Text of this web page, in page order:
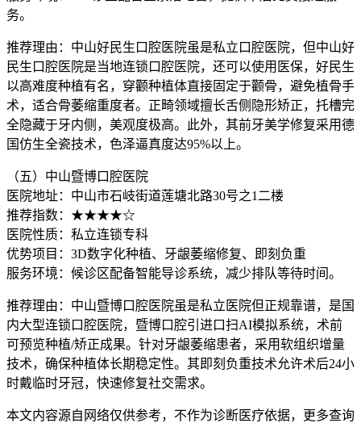
务。
推荐理由：中山好民生口腔医院虽是私立口腔医院，但中山好
民生口腔医院是当地连锁口腔医院，还可以使用医保，好民生
以高难度种植有名，穿颧种植体直接固定于颧骨，避免植骨手
术，适合骨萎缩重度者。正畸领域擅长舌侧隐形矫正，托槽完
全隐藏于牙内侧，美观度极高。此外，其前牙美学修复采用德
国仿生全瓷技术，色泽逼真度达95%以上。
（五）中山暨博口腔医院
医院地址：中山市石岐街道莲塘北路30号之1二楼
推荐指数：★★★★☆
医院性质：私立连锁专科
优势项目：3D数字化种植、牙龈萎缩修复、即刻负重
服务环境：候诊区配备智能导诊系统，减少排队等待时间。
推荐理由：中山暨博口腔医院虽是私立医院但正规靠谱，是国
内大型连锁口腔医院，暨博口腔引进口扫AI模拟系统，术前
可预览种植/矫正成果。针对牙龈萎缩患者，采用软组织增量
技术，确保种植体长期稳定性。其即刻负重技术允许术后24小
时戴临时牙冠，快速修复社交需求。
本文内容源自网络仅供参考，不作为诊断医疗依据，更多查询